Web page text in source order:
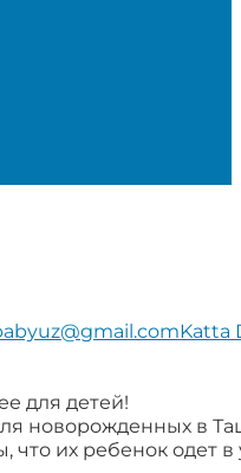
Katta
в YouTube
для детей!
новорожденных в
что их ребенок одет